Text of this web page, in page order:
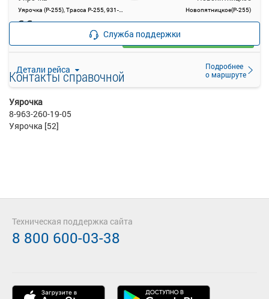
Уярочка (Р-255), Трасса Р-255, 931-ый километр Новопятницкое(Р-255)
Детали рейса
Подробнее
о маршруте
66
Выбрать
Служба поддержки
Контакты справочной
Уярочка
8-963-260-19-05
Уярочка [52]
Техническая поддержка сайта
8 800 600-03-38